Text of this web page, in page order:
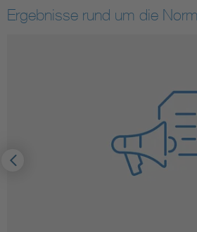
Ergebnisse rund um die